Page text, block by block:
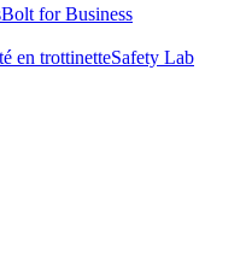
Bolt for Business
en trottinetteSafety Lab